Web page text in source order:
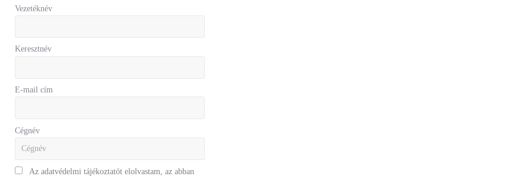
Vezetéknév
Keresztnév
E-mail cím
Cégnév
Az adatvédelmi tájékoztatót elolvastam, az abban